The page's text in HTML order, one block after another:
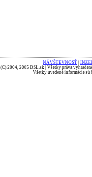
NÁVŠTEVNOSŤ
(C) 2004, 2005 DSL.sk | Všetky práva
Všetky uvedené informácie sú